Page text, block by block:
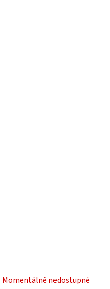
Momentálně nedostupné